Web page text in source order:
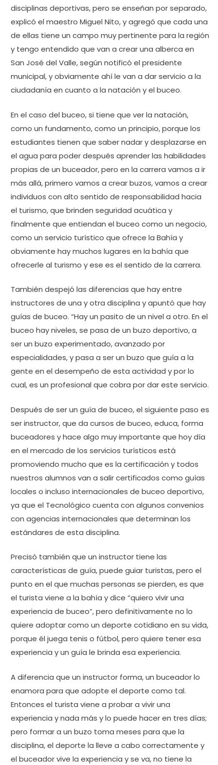
disciplinas deportivas, pero se enseñan por separado,
explicó el maestro Miguel Nito, y agregó que cada una
de ellas tiene un campo muy pertinente para la región
y tengo entendido que van a crear una alberca en
San José del Valle, según notificó el presidente
municipal, y obviamente ahí le van a dar servicio a la
ciudadanía en cuanto a la natación y el buceo.
En el caso del buceo, si tiene que ver la natación,
como un fundamento, como un principio, porque los
estudiantes tienen que saber nadar y desplazarse en
el agua para poder después aprender las habilidades
propias de un buceador, pero en la carrera vamos a ir
más allá, primero vamos a crear buzos, vamos a crear
individuos con alto sentido de responsabilidad hacia
el turismo, que brinden seguridad acuática y
finalmente que entiendan el buceo como un negocio,
como un servicio turístico que ofrece la Bahía y
obviamente hay muchos lugares en la bahía que
ofrecerle al turismo y ese es el sentido de la carrera.
También despejó las diferencias que hay entre
instructores de una y otra disciplina y apuntó que hay
guías de buceo. “Hay un pasito de un nivel a otro. En el
buceo hay niveles, se pasa de un buzo deportivo, a
ser un buzo experimentado, avanzado por
especialidades, y pasa a ser un buzo que guía a la
gente en el desempeño de esta actividad y por lo
cual, es un profesional que cobra por dar este servicio.
Después de ser un guía de buceo, el siguiente paso es
ser instructor, que da cursos de buceo, educa, forma
buceadores y hace algo muy importante que hoy día
en el mercado de los servicios turísticos está
promoviendo mucho que es la certificación y todos
nuestros alumnos van a salir certificados como guías
locales o incluso internacionales de buceo deportivo,
ya que el Tecnológico cuenta con algunos convenios
con agencias internacionales que determinan los
estándares de esta disciplina.
Precisó también que un instructor tiene las
características de guía, puede guiar turistas, pero el
punto en el que muchas personas se pierden, es que
el turista viene a la bahía y dice “quiero vivir una
experiencia de buceo”, pero definitivamente no lo
quiere adoptar como un deporte cotidiano en su vida,
porque él juega tenis o fútbol, pero quiere tener esa
experiencia y un guía le brinda esa experiencia.
A diferencia que un instructor forma, un buceador lo
enamora para que adopte el deporte como tal.
Entonces el turista viene a probar a vivir una
experiencia y nada más y lo puede hacer en tres días;
pero formar a un buzo toma meses para que la
disciplina, el deporte la lleve a cabo correctamente y
el buceador vive la experiencia y se va, no tiene la